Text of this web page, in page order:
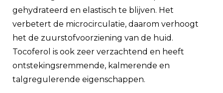
gehydrateerd en elastisch te blijven. Het
verbetert de microcirculatie, daarom verhoogt
het de zuurstofvoorziening van de huid.
Tocoferol is ook zeer verzachtend en heeft
ontstekingsremmende, kalmerende en
talgregulerende eigenschappen.